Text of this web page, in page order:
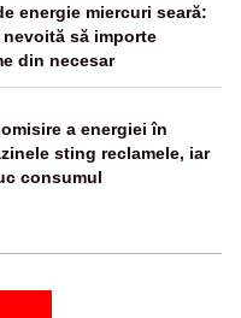
energie miercuri seară:
să importe
din necesar
a energiei în
sting reclamele, iar
consumul